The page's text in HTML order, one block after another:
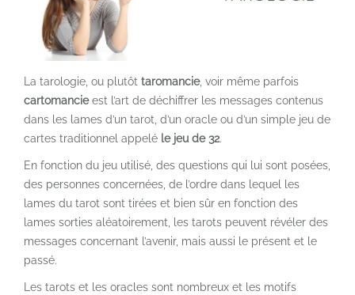
La tarologie, ou plutôt taromancie, voir même parfois
cartomancieest l’art de déchiffrer les messages contenus
dans les lames d’un tarot, d’un oracle ou d’un simple jeu de
cartes traditionnel appelé le jeu de 32.
En fonction du jeu utilisé, des questions qui lui sont posées,
des personnes concernées, de l’ordre dans lequel les
lames du tarot sont tirées et bien sûr en fonction des
lames sorties aléatoirement, les tarots peuvent révéler des
messages concernant l’avenir, mais aussi le présent et le
passé.
Les tarots et les oracles sont nombreux et les motifs